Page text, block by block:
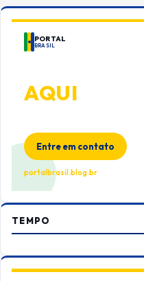
PORTAL
BRASIL
AQUI
Entre em contato
portalbrasil.blog.br
TEMPO